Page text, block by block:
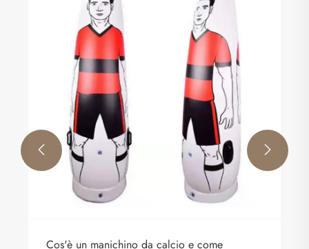
Caratteristiche principali e usi di un muro da
calcio a base metallica
Visualizza altro >>
 